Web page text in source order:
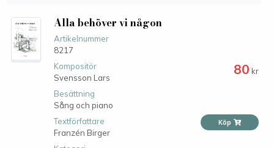
Alla behöver vi någon
Artikelnummer
8217
Kompositör
Svensson Lars
Besättning
Sång och piano
Textförfattare
Franzén Birger
80 kr
Köp